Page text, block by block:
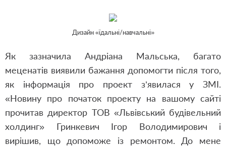
Дизайн «їдальні/навчальні»
Як зазначила Андріана Мальська, багато
меценатів виявили бажання допомогти після того,
як інформація про проект з’явилася у ЗМІ.
«Новину про початок проекту на вашому сайті
прочитав директор ТОВ «Львівський будівельний
холдинг» Гринкевич Ігор Володимирович і
вирішив, що допоможе із ремонтом. До мене